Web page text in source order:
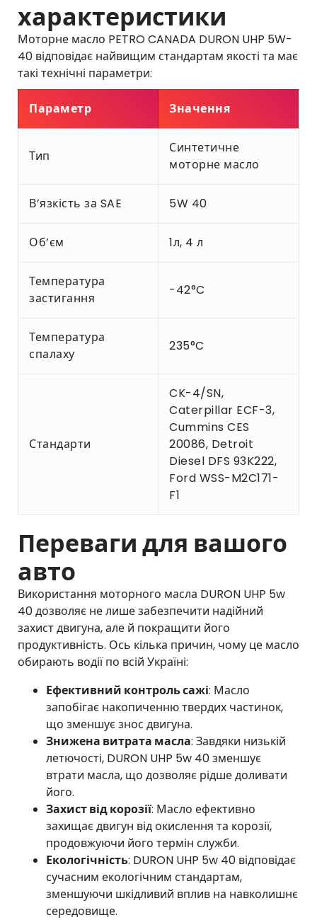
характеристики
Моторне масло PETRO CANADA DURON UHP 5W-
40 відповідає найвищим стандартам якості та має
такі технічні параметри:
Параметр Значення
Тип
Синтетичне
моторне масло
В’язкість за SAE 5W 40
Об’єм 1л, 4 л
Температура
застигання
-42°C
Температура
спалаху
235°C
Стандарти
CK-4/SN,
Caterpillar ECF-3,
Cummins CES
20086, Detroit
Diesel DFS 93K222,
Ford WSS-M2C171-
F1
Переваги для вашого
авто
Використання моторного масла DURON UHP 5w
40 дозволяє не лише забезпечити надійний
захист двигуна, але й покращити його
продуктивність. Ось кілька причин, чому це масло
обирають водії по всій Україні:
Ефективний контроль сажі: Масло
запобігає накопиченню твердих частинок,
що зменшує знос двигуна.
Знижена витрата масла: Завдяки низькій
летючості, DURON UHP 5w 40 зменшує
втрати масла, що дозволяє рідше доливати
його.
Захист від корозії: Масло ефективно
захищає двигун від окислення та корозії,
продовжуючи його термін служби.
Екологічність: DURON UHP 5w 40 відповідає
сучасним екологічним стандартам,
зменшуючи шкідливий вплив на навколишнє
середовище.